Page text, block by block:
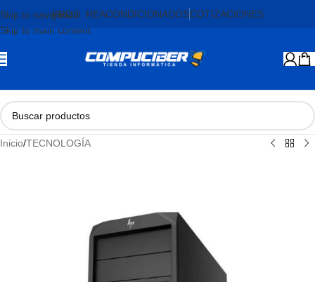
Skip to navigation
Skip to main content
PROD. REACONDICIONADOSCOTIZACIONES
Inicio/TECNOLOGÍA